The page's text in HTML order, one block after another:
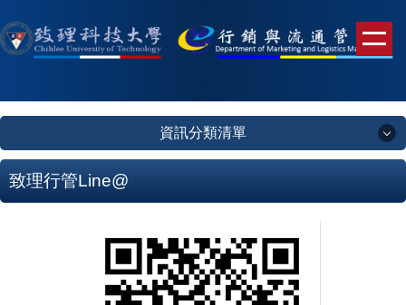
到
主
內
資訊分類清單
資訊分類清單
致理行管Line@